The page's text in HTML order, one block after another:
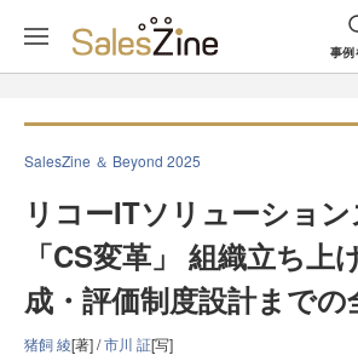
事例
SalesZine ＆ Beyond 2025
リコーITソリューショ
「CS変革」 組織立ち上
成・評価制度設計までの
猪飼 綾[著] /市川 証[写]